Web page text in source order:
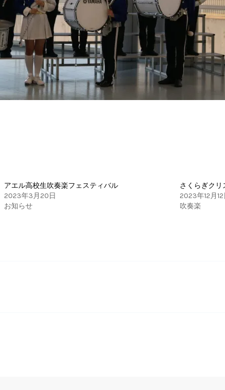
アエル高校生吹奏楽フェスティバル
2023年3月20日
お知らせ
さくらぎクリ
2023年12月12
吹奏楽